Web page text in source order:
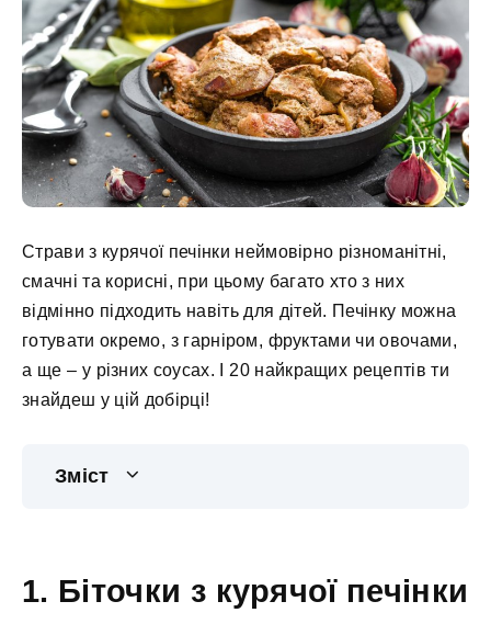
Страви з курячої печінки неймовірно різноманітні,
смачні та корисні, при цьому багато хто з них
відмінно підходить навіть для дітей. Печінку можна
готувати окремо, з гарніром, фруктами чи овочами,
а ще – у різних соусах. І 20 найкращих рецептів ти
знайдеш у цій добірці!
Зміст
1. Біточки з курячої печінки